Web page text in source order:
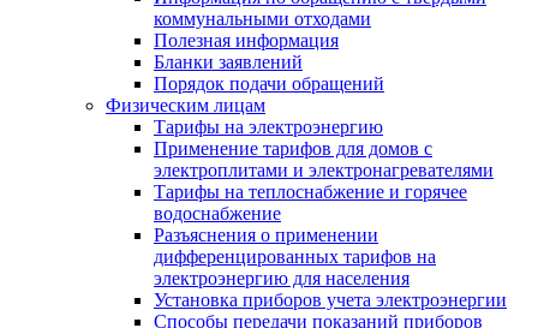
коммунальными отходами
Полезная информация
Бланки заявлений
Порядок подачи обращений
Физическим лицам
Тарифы на электроэнергию
Применение тарифов для домов с
электроплитами и электронагревателями
Тарифы на теплоснабжение и горячее
водоснабжение
Разъяснения о применении
дифференцированных тарифов на
электроэнергию для населения
Установка приборов учета электроэнергии
Способы передачи показаний приборов